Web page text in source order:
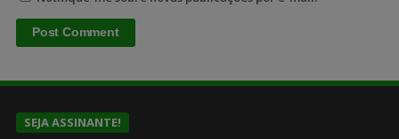
SEJA ASSINANTE!